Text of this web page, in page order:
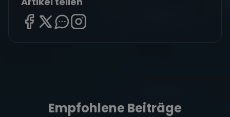
Empfohlene Beiträge